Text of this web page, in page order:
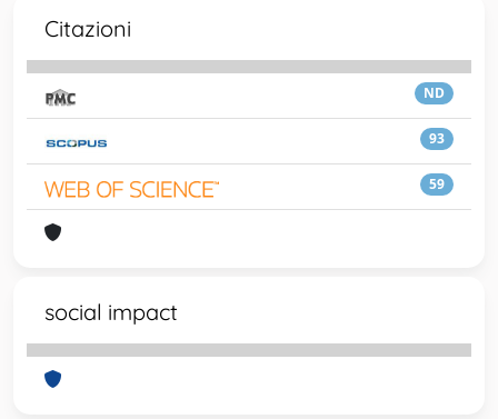
Citazioni
ND
93
59
social impact